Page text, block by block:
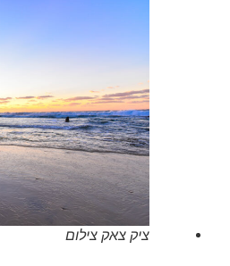
ציק צאק צילום